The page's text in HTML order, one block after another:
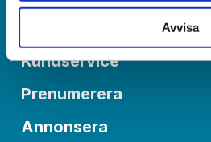
Avvisa
Kundservice
Prenumerera
Annonsera